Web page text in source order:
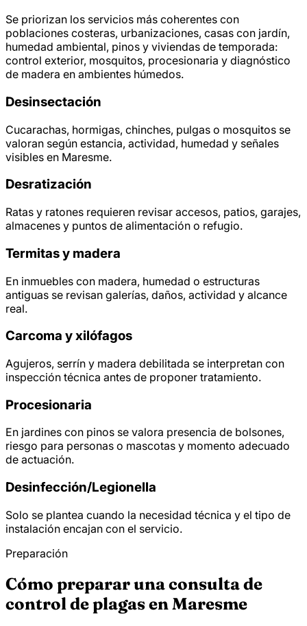
Se priorizan los servicios más coherentes con
poblaciones costeras, urbanizaciones, casas con jardín,
humedad ambiental, pinos y viviendas de temporada:
control exterior, mosquitos, procesionaria y diagnóstico
de madera en ambientes húmedos.
Desinsectación
Cucarachas, hormigas, chinches, pulgas o mosquitos se
valoran según estancia, actividad, humedad y señales
visibles en Maresme.
Desratización
Ratas y ratones requieren revisar accesos, patios, garajes,
almacenes y puntos de alimentación o refugio.
Termitas y madera
En inmuebles con madera, humedad o estructuras
antiguas se revisan galerías, daños, actividad y alcance
real.
Carcoma y xilófagos
Agujeros, serrín y madera debilitada se interpretan con
inspección técnica antes de proponer tratamiento.
Procesionaria
En jardines con pinos se valora presencia de bolsones,
riesgo para personas o mascotas y momento adecuado
de actuación.
Desinfección/Legionella
Solo se plantea cuando la necesidad técnica y el tipo de
instalación encajan con el servicio.
Preparación
Cómo preparar una consulta de
control de plagas en Maresme